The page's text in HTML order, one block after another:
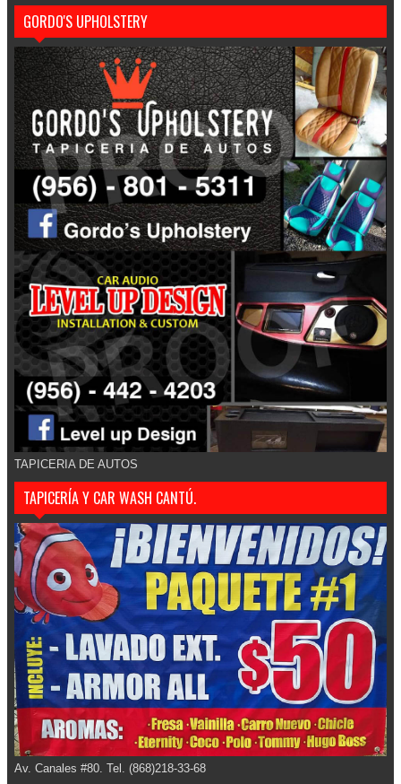
GORDO'S UPHOLSTERY
TAPICERIA DE AUTOS
TAPICERÍA Y CAR WASH CANTÚ.
Av. Canales #80. Tel. (868)218-33-68